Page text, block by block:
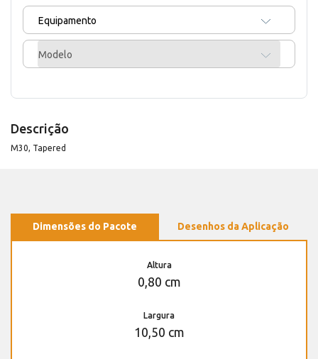
Equipamento
Modelo
Descrição
M30, Tapered
Dimensões do Pacote Desenhos da Aplicação
Altura
0,80 cm
Largura
10,50 cm